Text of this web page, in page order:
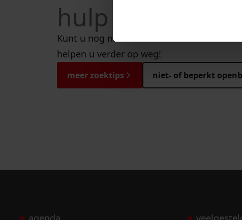
hulp nodig bij
Kunt u nog niet helemaal vinden wat u
helpen u verder op weg!
meer zoektips niet- of beperkt